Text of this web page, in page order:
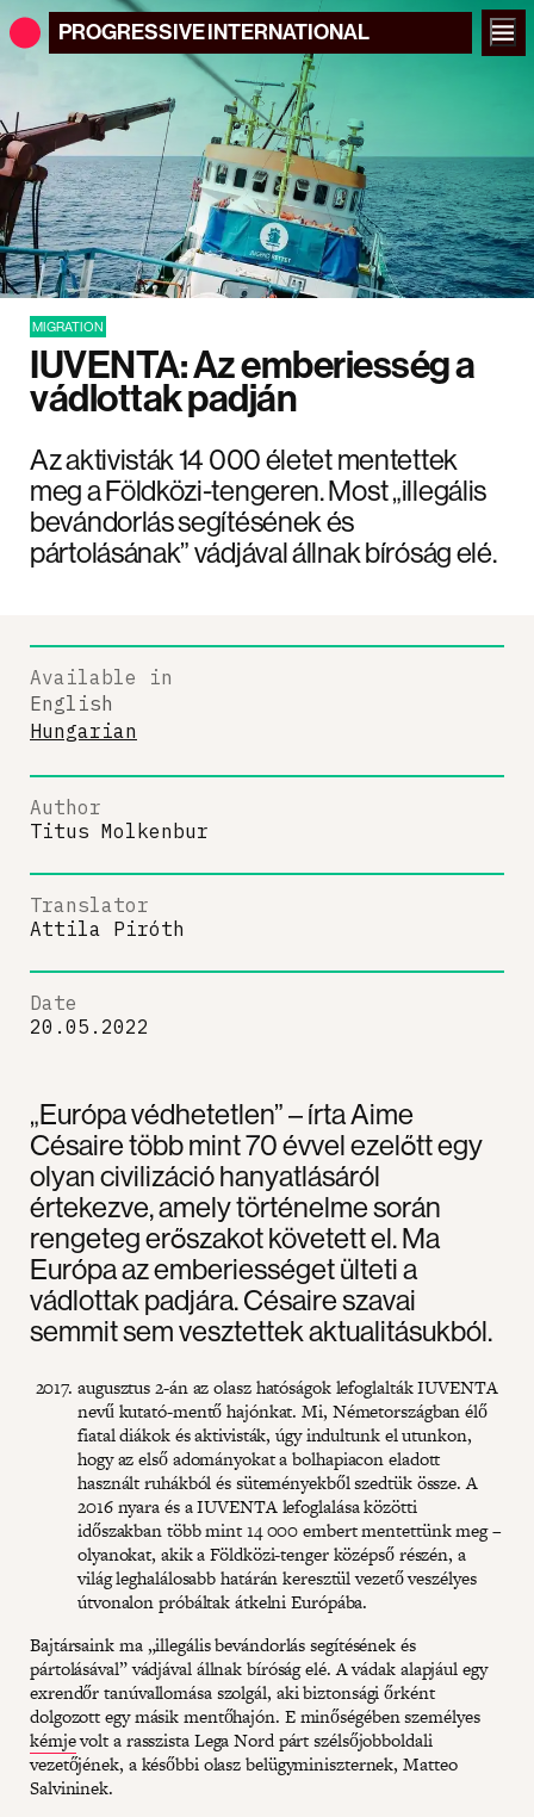
PROGRESSIVEINTERNATIONAL
MIGRATION
IUVENTA: Az emberiesség a
vádlottak padján
Az aktivisták 14 000 életet mentettek
meg a Földközi-tengeren. Most „illegális
bevándorlás segítésének és
pártolásának” vádjával állnak bíróság elé.
„Európa védhetetlen” – írta Aime
Césaire több mint 70 évvel ezelőtt egy
olyan civilizáció hanyatlásáról
értekezve, amely történelme során
rengeteg erőszakot követett el. Ma
Európa az emberiességet ülteti a
vádlottak padjára. Césaire szavai
semmit sem vesztettek aktualitásukból.
augusztus 2-án az olasz hatóságok lefoglalták IUVENTA
nevű kutató-mentő hajónkat. Mi, Németországban élő
fiatal diákok és aktivisták, úgy indultunk el utunkon,
hogy az első adományokat a bolhapiacon eladott
használt ruhákból és süteményekből szedtük össze. A
2016 nyara és a IUVENTA lefoglalása közötti
időszakban több mint 14 000 embert mentettünk meg –
olyanokat, akik a Földközi-tenger középső részén, a
világ leghalálosabb határán keresztül vezető veszélyes
útvonalon próbáltak átkelni Európába.
Bajtársaink ma „illegális bevándorlás segítésének és
pártolásával” vádjával állnak bíróság elé. A vádak alapjául egy
exrendőr tanúvallomása szolgál, aki biztonsági őrként
dolgozott egy másik mentőhajón. E minőségében személyes
kémjevolt a rasszista Lega Nord párt szélsőjobboldali
vezetőjének, a későbbi olasz belügyminiszternek, Matteo
Salvininek.
Available in
English
Hungarian
Author
Titus Molkenbur
Translator
Attila Piróth
Date
20.05.2022